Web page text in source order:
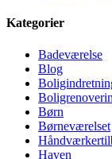
Kategorier
Badeværelse
Blog
Børn
Børneværelset
Haven